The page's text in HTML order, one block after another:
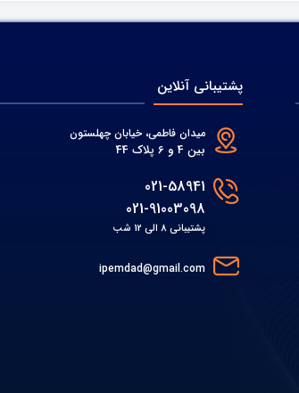
پشتیبانی آنلاین
میدان فاطمی، خیابان چهلستون
بین 4 و 6 پلاک 44
021-58941
021-91003098
پشتیبانی 8 الی 12 شب
ipemdad@gmail.com